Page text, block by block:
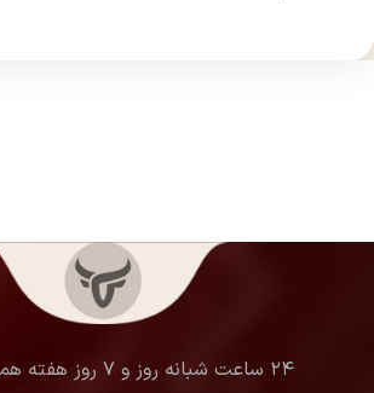
۲۴ ساعت شبانه روز و ۷ روز هفته همراه شماییم